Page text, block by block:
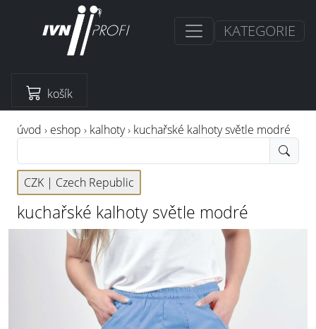
KATEGORIE
košík
úvod › eshop › kalhoty› kuchařské kalhoty světle modré
CZK | Czech Republic
kuchařské kalhoty světle modré